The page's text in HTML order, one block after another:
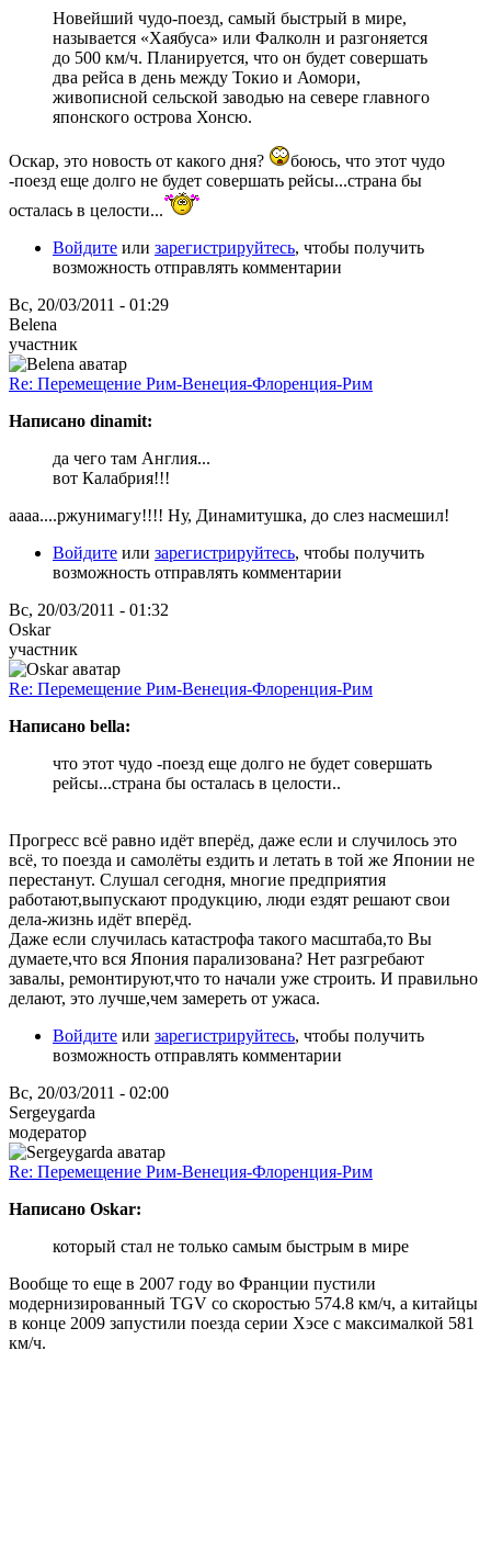
Новейший чудо-поезд, самый быстрый в мире,
называется «Хаябуса» или Фалколн и разгоняется
до 500 км/ч. Планируется, что он будет совершать
два рейса в день между Токио и Аомори,
живописной сельской заводью на севере главного
японского острова Хонсю.
Оскар, это новость от какого дня?
боюсь, что этот чудо
-поезд еще долго не будет совершать рейсы...страна бы
осталась в целости...
Войдите или зарегистрируйтесь, чтобы получить
возможность отправлять комментарии
Вс, 20/03/2011 - 01:29
Belena
участник
Re: Перемещение Рим-Венеция-Флоренция-Рим
Написано dinamit:
да чего там Англия...
вот Калабрия!!!
аааа....ржунимагу!!!! Ну, Динамитушка, до слез насмешил!
Войдите или зарегистрируйтесь, чтобы получить
возможность отправлять комментарии
Вс, 20/03/2011 - 01:32
Oskar
участник
Re: Перемещение Рим-Венеция-Флоренция-Рим
Написано bella:
что этот чудо -поезд еще долго не будет совершать
рейсы...страна бы осталась в целости..
Прогресс всё равно идёт вперёд, даже если и случилось это
всё, то поезда и самолёты ездить и летать в той же Японии не
перестанут. Слушал сегодня, многие предприятия
работают,выпускают продукцию, люди ездят решают свои
дела-жизнь идёт вперёд.
Даже если случилась катастрофа такого масштаба,то Вы
думаете,что вся Япония парализована? Нет разгребают
завалы, ремонтируют,что то начали уже строить. И правильно
делают, это лучше,чем замереть от ужаса.
Войдите или зарегистрируйтесь, чтобы получить
возможность отправлять комментарии
Вс, 20/03/2011 - 02:00
Sergeygarda
модератор
Re: Перемещение Рим-Венеция-Флоренция-Рим
Написано Oskar:
который стал не только самым быстрым в мире
Вообще то еще в 2007 году во Франции пустили
модернизированный TGV со скоростью 574.8 км/ч, а китайцы
в конце 2009 запустили поезда серии Хэсе с максималкой 581
км/ч.